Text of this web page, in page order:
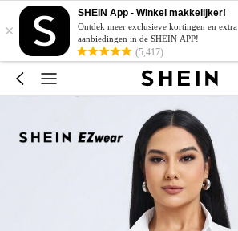
×
SHEIN App - Winkel makkelijker!
Ontdek meer exclusieve kortingen en extra
aanbiedingen in de SHEIN APP!
(5,417)